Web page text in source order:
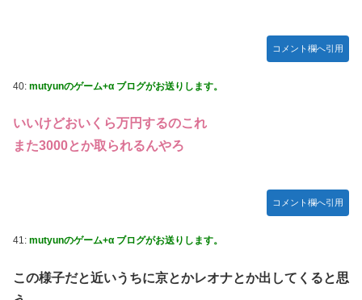
コメント欄へ引用
40: mutyunのゲーム+α ブログがお送りします。
いいけどおいくら万円するのこれ
また3000とか取られるんやろ
コメント欄へ引用
41: mutyunのゲーム+α ブログがお送りします。
この様子だと近いうちに京とかレオナとか出してくると思